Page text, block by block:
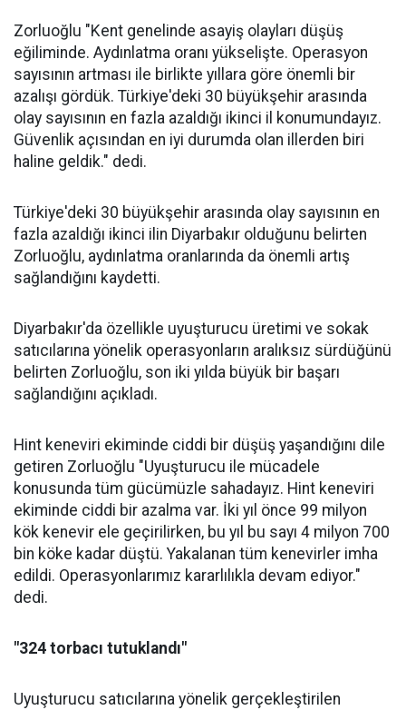
Zorluoğlu "Kent genelinde asayiş olayları düşüş
eğiliminde. Aydınlatma oranı yükselişte. Operasyon
sayısının artması ile birlikte yıllara göre önemli bir
azalışı gördük. Türkiye'deki 30 büyükşehir arasında
olay sayısının en fazla azaldığı ikinci il konumundayız.
Güvenlik açısından en iyi durumda olan illerden biri
haline geldik." dedi.
Türkiye'deki 30 büyükşehir arasında olay sayısının en
fazla azaldığı ikinci ilin Diyarbakır olduğunu belirten
Zorluoğlu, aydınlatma oranlarında da önemli artış
sağlandığını kaydetti.
Diyarbakır'da özellikle uyuşturucu üretimi ve sokak
satıcılarına yönelik operasyonların aralıksız sürdüğünü
belirten Zorluoğlu, son iki yılda büyük bir başarı
sağlandığını açıkladı.
Hint keneviri ekiminde ciddi bir düşüş yaşandığını dile
getiren Zorluoğlu "Uyuşturucu ile mücadele
konusunda tüm gücümüzle sahadayız. Hint keneviri
ekiminde ciddi bir azalma var. İki yıl önce 99 milyon
kök kenevir ele geçirilirken, bu yıl bu sayı 4 milyon 700
bin köke kadar düştü. Yakalanan tüm kenevirler imha
edildi. Operasyonlarımız kararlılıkla devam ediyor."
dedi.
"324 torbacı tutuklandı"
Uyuşturucu satıcılarına yönelik gerçekleştirilen